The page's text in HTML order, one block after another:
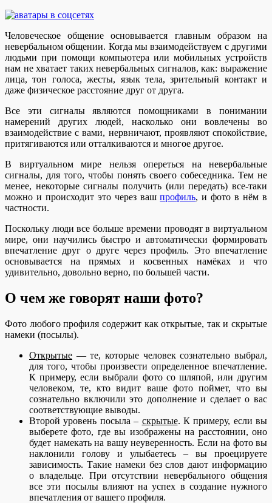
Человеческое общение основывается главным образом на
невербальном общении. Когда мы взаимодействуем с другими
людьми при помощи компьютера или мобильных устройств
нам не хватает таких невербальных сигналов, как: выражение
лица, тон голоса, жесты, язык тела, зрительный контакт и
даже физическое расстояние друг от друга.
Все эти сигналы являются помощниками в понимании
намерений других людей, насколько они вовлечены во
взаимодействие с вами, нервничают, проявляют спокойствие,
притягиваются или отталкиваются и многое другое.
В виртуальном мире нельзя опереться на невербальные
сигналы, для того, чтобы понять своего собеседника. Тем не
менее, некоторые сигналы получить (или передать) все-таки
можно и происходит это через вашпрофиль, и фото в нём в
частности.
Поскольку люди все больше времени проводят в виртуальном
мире, они научились быстро и автоматически формировать
впечатление друг о друге через профиль. Это впечатление
основывается на прямых и косвенных намёках и что
удивительно, довольно верно, по большей части.
О чем же говорят наши фото?
Фото любого профиля содержит как открытые, так и скрытые
намеки (посылы).
Открытые — те, которые человек сознательно выбрал,
для того, чтобы произвести определенное впечатление.
К примеру, если выбрали фото со шляпой, или другим
человеком, те, кто видит ваше фото поймет, что вы
сознательно включили это дополнение и сделает о вас
соответствующие выводы.
Второй уровень посыла – скрытые. К примеру, если вы
выберете фото, где вы изображены на расстоянии, оно
будет намекать на вашу неуверенность. Если на фото вы
наклонили голову и улыбаетесь – вы проецируете
зависимость. Такие намеки без слов дают информацию
о владельце. При отсутствии невербального общения
все эти посылы влияют на успех в создание нужного
впечатления от вашего профиля.